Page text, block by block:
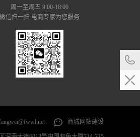
周一至周五 9:00-18:00
微信扫一扫 电商专家为您服务
fangwei@fwwl.net 商城网站建设